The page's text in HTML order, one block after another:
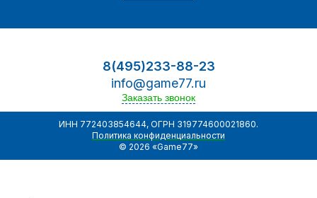
8(495)233-88-23
info@game77.ru
Заказать звонок
ИНН 772403854644, ОГРН 319774600021860.
Политика конфиденциальности
© 2026 «Game77»